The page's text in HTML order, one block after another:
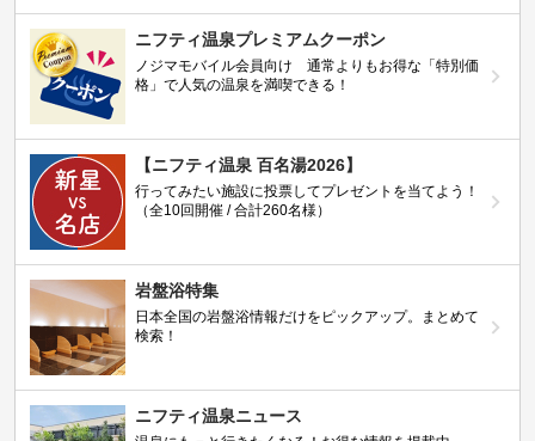
ニフティ温泉プレミアムクーポン
ノジマモバイル会員向け 通常よりもお得な「特別価
格」で人気の温泉を満喫できる！
【ニフティ温泉 百名湯2026】
行ってみたい施設に投票してプレゼントを当てよう！
（全10回開催 / 合計260名様）
岩盤浴特集
日本全国の岩盤浴情報だけをピックアップ。まとめて
検索！
ニフティ温泉ニュース